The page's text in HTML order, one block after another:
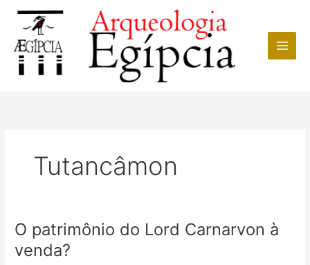
conteúdo
Tutancâmon
O patrimônio do Lord Carnarvon à
venda?